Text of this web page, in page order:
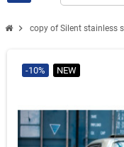
chevron_right copy of Silent stainless
-10% NEW